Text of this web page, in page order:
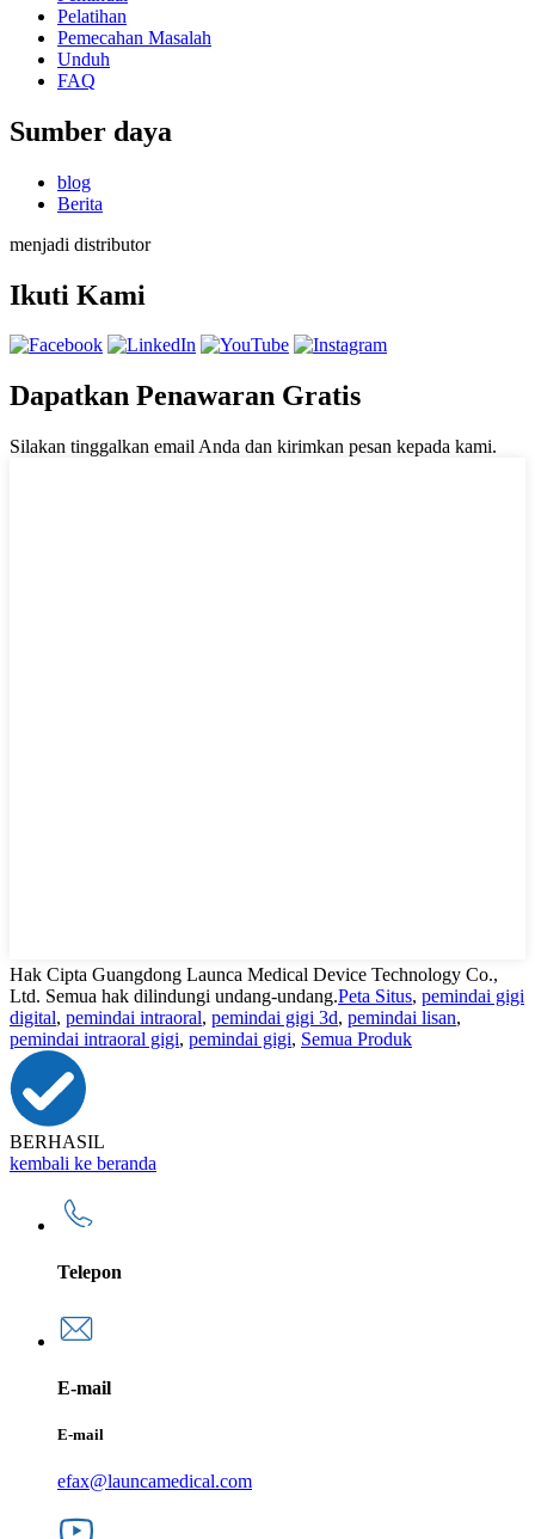
Pelatihan
Pemecahan Masalah
Unduh
FAQ
Sumber daya
blog
Berita
menjadi distributor
Ikuti Kami
Dapatkan Penawaran Gratis
Silakan tinggalkan email Anda dan kirimkan pesan kepada kami.
Hak Cipta Guangdong Launca Medical Device Technology Co.,
Ltd. Semua hak dilindungi undang-undang.Peta Situs, pemindai gigi
digital, pemindai intraoral, pemindai gigi 3d, pemindai lisan,
pemindai intraoral gigi, pemindai gigi, Semua Produk
BERHASIL
kembali ke beranda
Telepon
E-mail
E-mail
efax@launcamedical.com